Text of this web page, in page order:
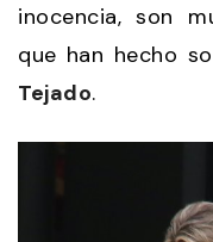
inocencia, son
que han hecho
Tejado.